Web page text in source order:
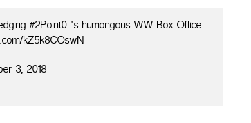
#2Point0 's humongous WW Box Office
kZ5k8COswN
3, 2018